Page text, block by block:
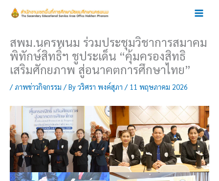
สพม.นครพนม ร่วมประชุมวิชาการสมาคม
พิทักษ์สิทธิ์ฯ ชูประเด็น “คุ้มครองสิทธิ
เสริมศักยภาพ สู่อนาคตการศึกษาไทย”
/ภาพข่าวกิจกรรม / By วริศรา พงค์สุภา / 11 พฤษภาคม 2026